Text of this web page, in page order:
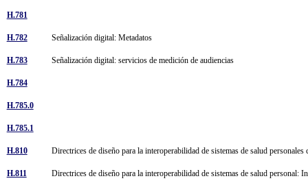
H.781
H.782 Señalización digital: Metadatos
H.783 Señalización digital: servicios de medición de audiencias
H.784
H.785.0
H.785.1
H.810 Directrices de diseño para la interoperabilidad de sistemas de salud
H.811 Directrices de diseño para la interoperabilidad de sistemas de salud personal: